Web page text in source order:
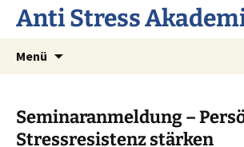
Anti Stress
Menü
Seminaranmeldung –
Stressresistenz stärken